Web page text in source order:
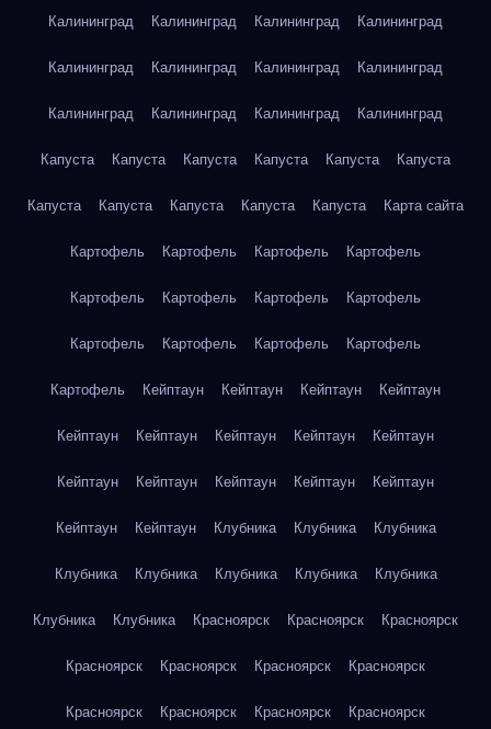
Калининград Калининград Калининград Калининград
Калининград Калининград Калининград Калининград
Калининград Калининград Калининград Калининград
Капуста Капуста Капуста Капуста Капуста Капуста
Капуста Капуста Капуста Капуста Капуста Карта сайта
Картофель Картофель Картофель Картофель
Картофель Картофель Картофель Картофель
Картофель Картофель Картофель Картофель
Картофель Кейптаун Кейптаун Кейптаун Кейптаун
Кейптаун Кейптаун Кейптаун Кейптаун Кейптаун
Кейптаун Кейптаун Кейптаун Кейптаун Кейптаун
Кейптаун Кейптаун Клубника Клубника Клубника
Клубника Клубника Клубника Клубника Клубника
Клубника Клубника Красноярск Красноярск Красноярск
Красноярск Красноярск Красноярск Красноярск
Красноярск Красноярск Красноярск Красноярск